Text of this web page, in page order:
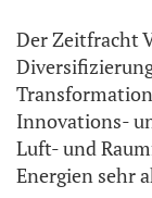
Der Zeitfracht
Innovations-
Luft- und
Energien sehr